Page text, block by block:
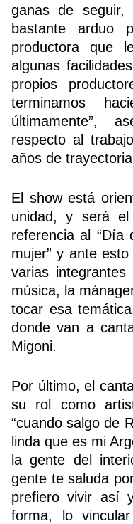
ganas de
bastante arduo
productora que
algunas
propios
terminamos
últimamente”,
respecto al
años de
El show está
unidad, y será
referencia al “Día
mujer” y ante
varias
música, la
tocar esa
donde van a
Migoni.
Por último, el
su rol como
“cuando salgo de
linda que es mi
la gente del
gente te saluda
prefiero vivir así
forma, lo